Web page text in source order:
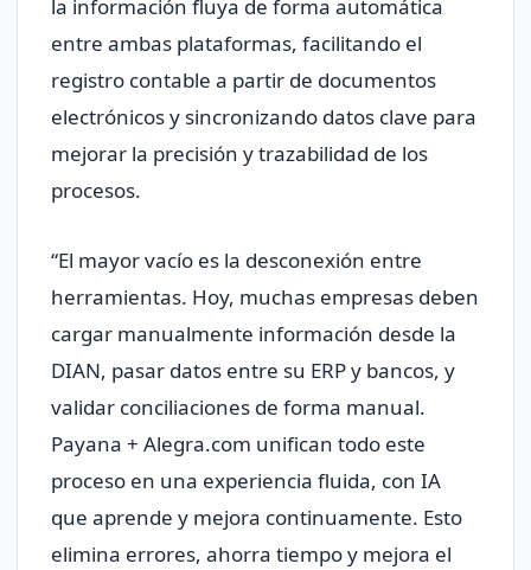
la información fluya de forma automática
entre ambas plataformas, facilitando el
registro contable a partir de documentos
electrónicos y sincronizando datos clave para
mejorar la precisión y trazabilidad de los
procesos.
“El mayor vacío es la desconexión entre
herramientas. Hoy, muchas empresas deben
cargar manualmente información desde la
DIAN, pasar datos entre su ERP y bancos, y
validar conciliaciones de forma manual.
Payana + Alegra.com unifican todo este
proceso en una experiencia fluida, con IA
que aprende y mejora continuamente. Esto
elimina errores, ahorra tiempo y mejora el